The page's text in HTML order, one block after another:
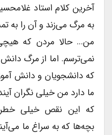
آخرین کلام استاد
به مرگ می‌زند و آن را به
من… حالا مردن که
نمی‌ترسم. اما از مرگ
که دانشجویان و دانش
ما دارد من خیلى نگران
که این نقص خیلى
بچه‌ها که به سراغ ما